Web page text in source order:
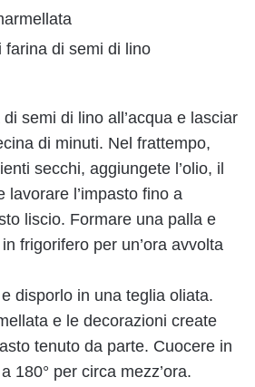
farina di semi di lino
semi di lino all’acqua e lasciar
di minuti. Nel frattempo,
secchi, aggiungete l’olio, il
lavorare l’impasto fino a
liscio. Formare una palla e
frigorifero per un’ora avvolta
disporlo in una teglia oliata.
e le decorazioni create
tenuto da parte. Cuocere in
180° per circa mezz’ora.